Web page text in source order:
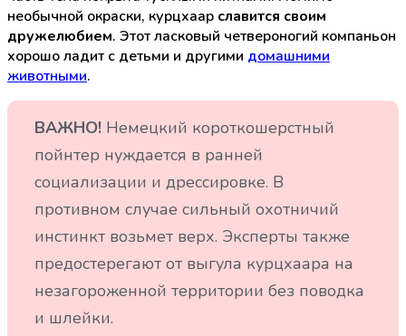
необычной окраски, курцхаар славится своим
дружелюбием. Этот ласковый четвероногий компаньон
хорошо ладит с детьми и другими домашними
животными.
ВАЖНО! Немецкий короткошерстный
пойнтер нуждается в ранней
социализации и дрессировке. В
противном случае сильный охотничий
инстинкт возьмет верх. Эксперты также
предостерегают от выгула курцхаара на
незагороженной территории без поводка
и шлейки.